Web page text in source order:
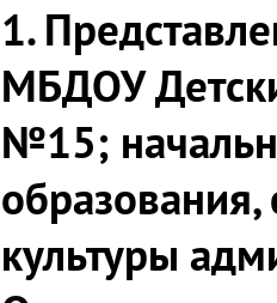
1.
МБДОУ
№15;
культуры